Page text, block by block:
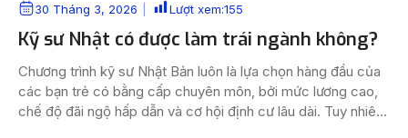
30 Tháng 3, 2026 Lượt xem:155
Kỹ sư Nhật có được làm trái ngành không?
Chương trình kỹ sư Nhật Bản luôn là lựa chọn hàng đầu của
các bạn trẻ có bằng cấp chuyên môn, bởi mức lương cao,
chế độ đãi ngộ hấp dẫn và cơ hội định cư lâu dài. Tuy nhiên,